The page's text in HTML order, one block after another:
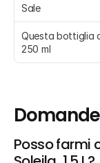
Sale
Questa bottiglia
250 ml
Posso farmi